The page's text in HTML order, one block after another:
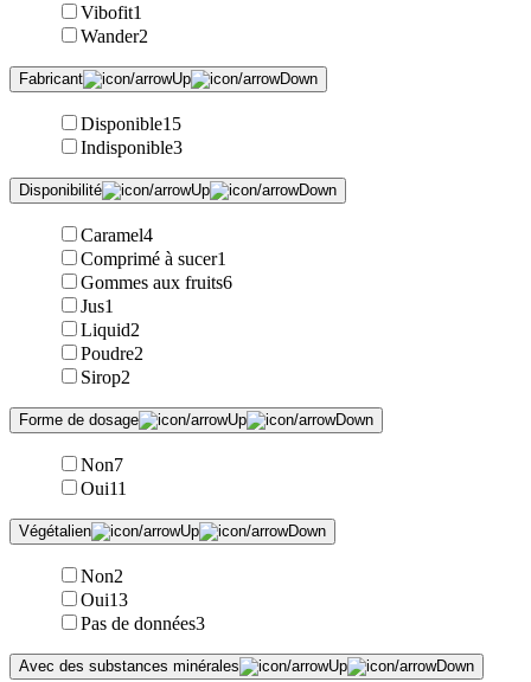
Vibofit1
Wander2
Fabricant
Disponible15
Indisponible3
Disponibilité
Caramel4
Comprimé à sucer1
Gommes aux fruits6
Jus1
Liquid2
Poudre2
Sirop2
Forme de dosage
Non7
Oui11
Végétalien
Non2
Oui13
Pas de données3
Avec des substances minérales